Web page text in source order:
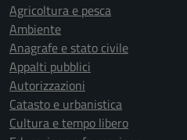
Agricoltura e pesca
Ambiente
Anagrafe e stato civile
Appalti pubblici
Autorizzazioni
Catasto e urbanistica
Cultura e tempo libero